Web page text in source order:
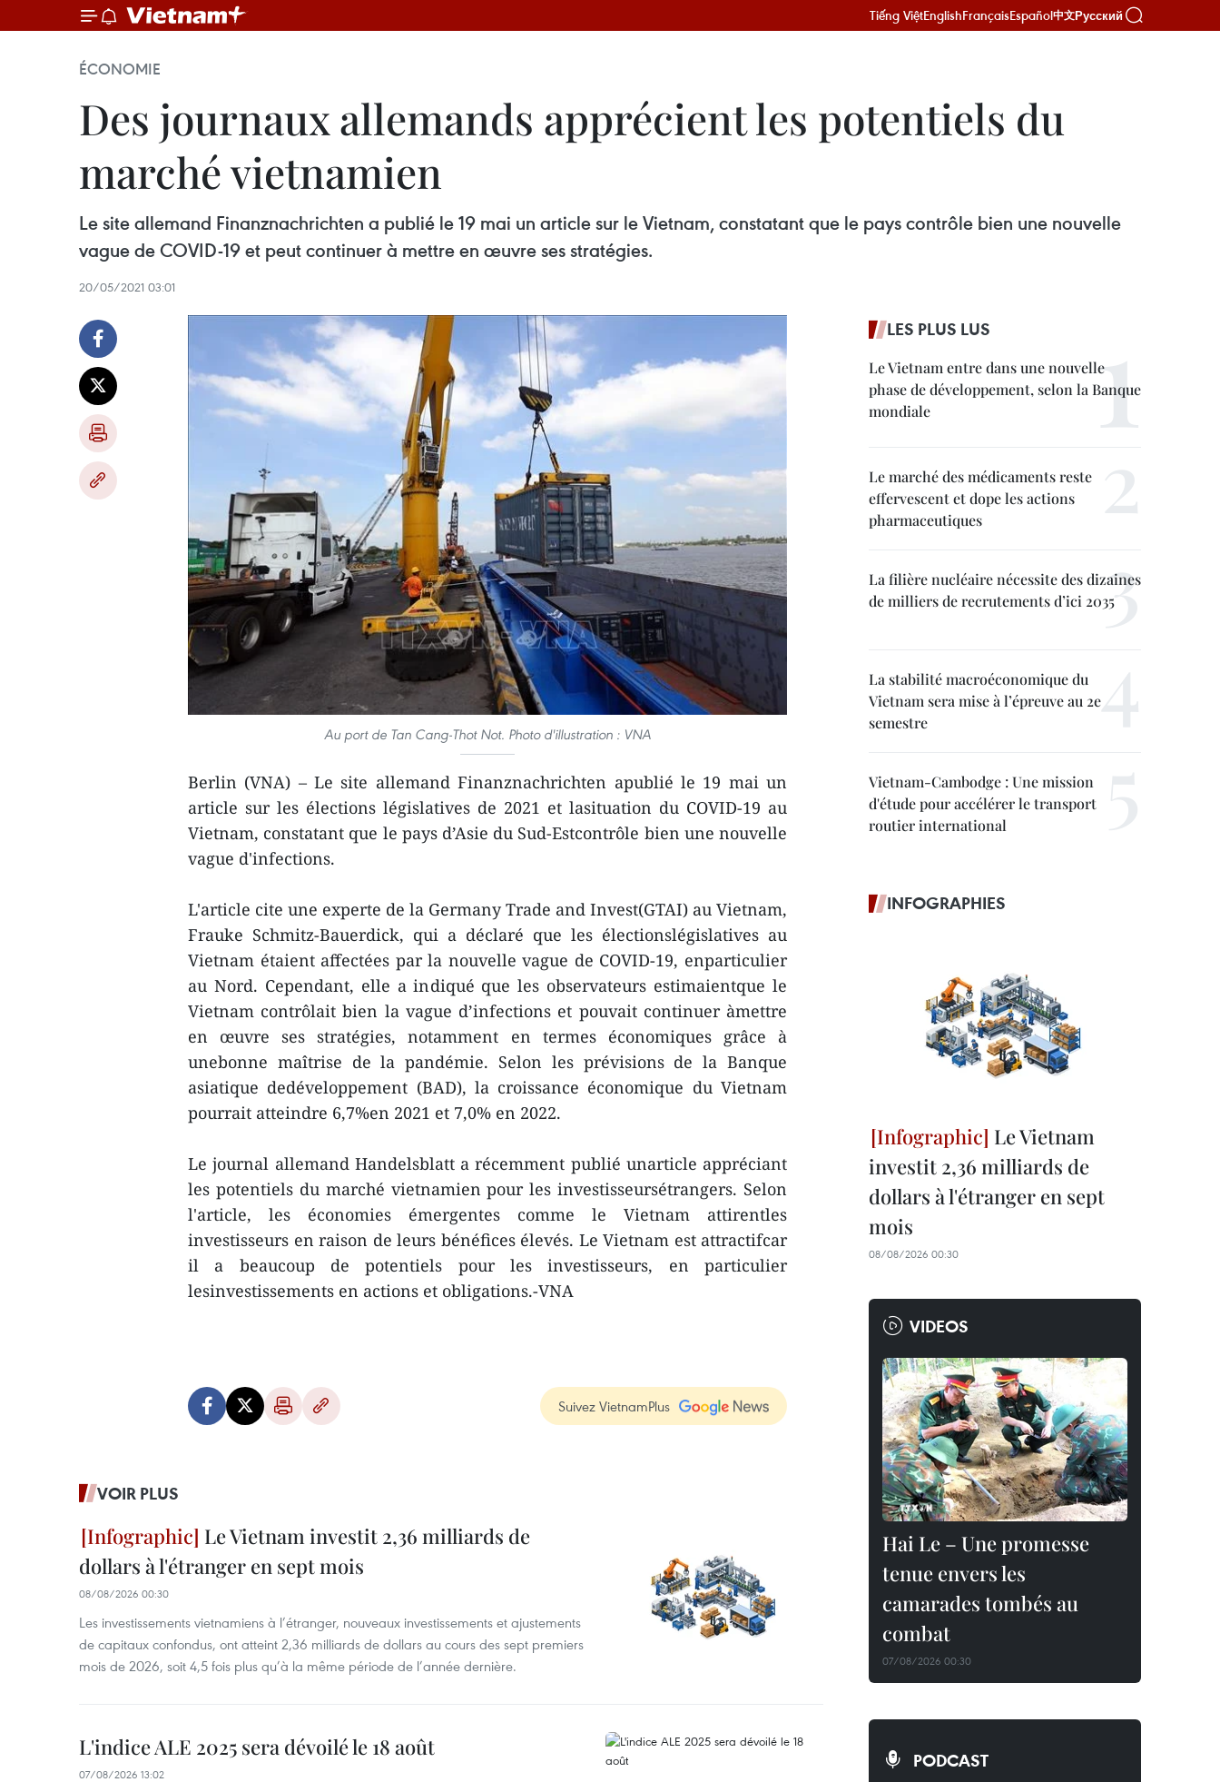
Tiếng ViệtEnglishFrançaisEspañol中文Русский
ÉCONOMIE
Des journaux allemands apprécient les potentiels du
marché vietnamien
Le site allemand Finanznachrichten a publié le 19 mai un article sur le Vietnam, constatant que le pays contrôle bien une nouvelle
vague de COVID-19 et peut continuer à mettre en œuvre ses stratégies.
20/05/2021 03:01
Au port de Tan Cang-Thot Not. Photo d'illustration : VNA
Berlin (VNA) – Le site allemand Finanznachrichten apublié le 19 mai un
article sur les élections législatives de 2021 et lasituation du COVID-19 au
Vietnam, constatant que le pays d’Asie du Sud-Estcontrôle bien une nouvelle
vague d'infections.
L'article cite une experte de la Germany Trade and Invest(GTAI) au Vietnam,
Frauke Schmitz-Bauerdick, qui a déclaré que les électionslégislatives au
Vietnam étaient affectées par la nouvelle vague de COVID-19, enparticulier
au Nord. Cependant, elle a indiqué que les observateurs estimaientque le
Vietnam contrôlait bien la vague d’infections et pouvait continuer àmettre
en œuvre ses stratégies, notamment en termes économiques grâce à
unebonne maîtrise de la pandémie. Selon les prévisions de la Banque
asiatique dedéveloppement (BAD), la croissance économique du Vietnam
pourrait atteindre 6,7%en 2021 et 7,0% en 2022.
Le journal allemand Handelsblatt a récemment publié unarticle appréciant
les potentiels du marché vietnamien pour les investisseursétrangers. Selon
l'article, les économies émergentes comme le Vietnam attirentles
investisseurs en raison de leurs bénéfices élevés. Le Vietnam est attractifcar
il a beaucoup de potentiels pour les investisseurs, en particulier
lesinvestissements en actions et obligations.-VNA
Suivez VietnamPlus
VOIR PLUS
Le Vietnam investit 2,36 milliards de
dollars à l'étranger en sept mois
08/08/2026 00:30
Les investissements vietnamiens à l’étranger, nouveaux investissements et ajustements
de capitaux confondus, ont atteint 2,36 milliards de dollars au cours des sept premiers
mois de 2026, soit 4,5 fois plus qu’à la même période de l’année dernière.
L'indice ALE 2025 sera dévoilé le 18 août
07/08/2026 13:02
LES PLUS LUS
Le Vietnam entre dans une nouvelle
phase de développement, selon la Banque
mondiale
Le marché des médicaments reste
effervescent et dope les actions
pharmaceutiques
La filière nucléaire nécessite des dizaines
de milliers de recrutements d’ici 2035
La stabilité macroéconomique du
Vietnam sera mise à l’épreuve au 2e
semestre
Vietnam-Cambodge : Une mission
d'étude pour accélérer le transport
routier international
INFOGRAPHIES
Le Vietnam
investit 2,36 milliards de
dollars à l'étranger en sept
mois
08/08/2026 00:30
VIDEOS
Hai Le – Une promesse
tenue envers les
camarades tombés au
combat
07/08/2026 00:30
PODCAST